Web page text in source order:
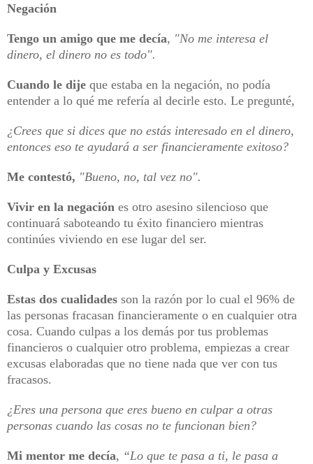
Negación
Tengo un amigo que me decía, "No me interesa el
dinero, el dinero no es todo".
Cuando le dije que estaba en la negación, no podía
entender a lo qué me refería al decirle esto. Le pregunté,
¿Crees que si dices que no estás interesado en el dinero,
entonces eso te ayudará a ser financieramente exitoso?
Me contestó, "Bueno, no, tal vez no".
Vivir en la negación es otro asesino silencioso que
continuará saboteando tu éxito financiero mientras
continúes viviendo en ese lugar del ser.
Culpa y Excusas
Estas dos cualidades son la razón por lo cual el 96% de
las personas fracasan financieramente o en cualquier otra
cosa. Cuando culpas a los demás por tus problemas
financieros o cualquier otro problema, empiezas a crear
excusas elaboradas que no tiene nada que ver con tus
fracasos.
¿Eres una persona que eres bueno en culpar a otras
personas cuando las cosas no te funcionan bien?
Mi mentor me decía, “Lo que te pasa a ti, le pasa a